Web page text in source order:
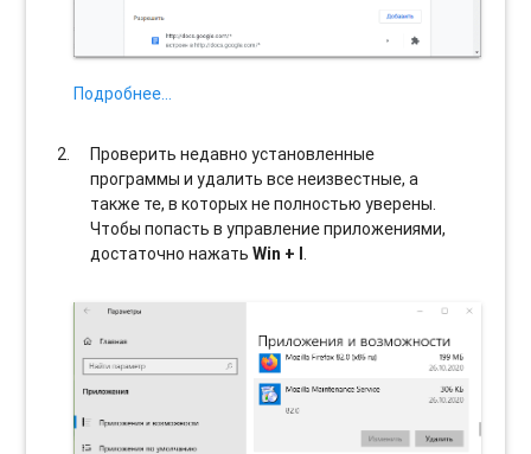
Подробнее…
Проверить недавно установленные
программы и удалить все неизвестные, а
также те, в которых не полностью уверены.
Чтобы попасть в управление приложениями,
достаточно нажатьWin + I.